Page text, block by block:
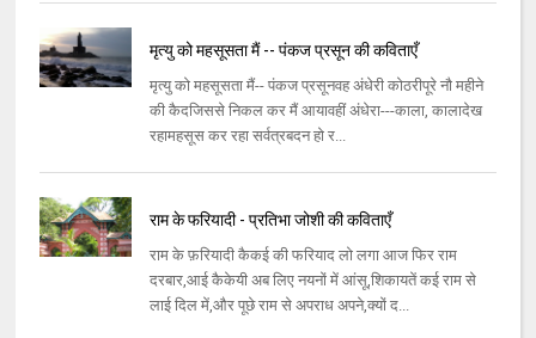
मृत्यु को महसूसता मैं -- पंकज प्रसून की कविताएँ
मृत्यु को महसूसता मैं-- पंकज प्रसूनवह अंधेरी कोठरीपूरे नौ महीने
की कैदजिससे निकल कर मैं आयावहीं अंधेरा---काला, कालादेख
रहामहसूस कर रहा सर्वत्रबदन हो र...
राम के फरियादी - प्रतिभा जोशी की कविताएँ
राम के फ़रियादी कैकई की फरियाद लो लगा आज फिर राम
दरबार,आई कैकेयी अब लिए नयनों में आंसू,शिकायतें कई राम से
लाई दिल में,और पूछे राम से अपराध अपने,क्यों द...